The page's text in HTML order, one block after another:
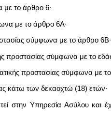
το άρθρο 6∙
με το άρθρο 6Α∙
σύμφωνα με το άρθρο 6Β∙
σύμφωνα με το
προστασίας σύμφωνα με
κάτω των δεκαοχτώ (18) ετών·
στην Υπηρεσία Ασύλου και